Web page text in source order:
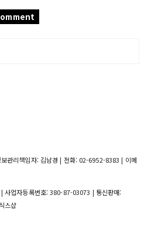
관리책임자: 김남경 | 전화: 02-6952-8383 | 이메
사업자등록번호:380-87-03073 | 통신판매:
스샵